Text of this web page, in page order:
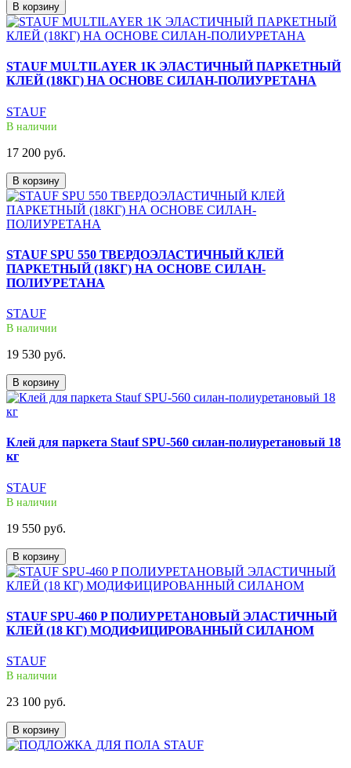
В корзину
STAUF MULTILAYER 1K ЭЛАСТИЧНЫЙ ПАРКЕТНЫЙ
КЛЕЙ (18КГ) НА ОСНОВЕ СИЛАН-ПОЛИУРЕТАНА
STAUF
В наличии
17 200 руб.
В корзину
STAUF SPU 550 ТВЕРДОЭЛАСТИЧНЫЙ КЛЕЙ
ПАРКЕТНЫЙ (18КГ) НА ОСНОВЕ СИЛАН-
ПОЛИУРЕТАНА
STAUF
В наличии
19 530 руб.
В корзину
Клей для паркета Stauf SPU-560 силан-полиуретановый 18
кг
STAUF
В наличии
19 550 руб.
В корзину
STAUF SPU-460 P ПОЛИУРЕТАНОВЫЙ ЭЛАСТИЧНЫЙ
КЛЕЙ (18 КГ) МОДИФИЦИРОВАННЫЙ СИЛАНОМ
STAUF
В наличии
23 100 руб.
В корзину